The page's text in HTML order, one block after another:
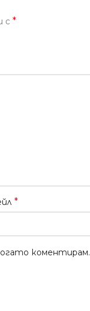
с *
*
коментирам.